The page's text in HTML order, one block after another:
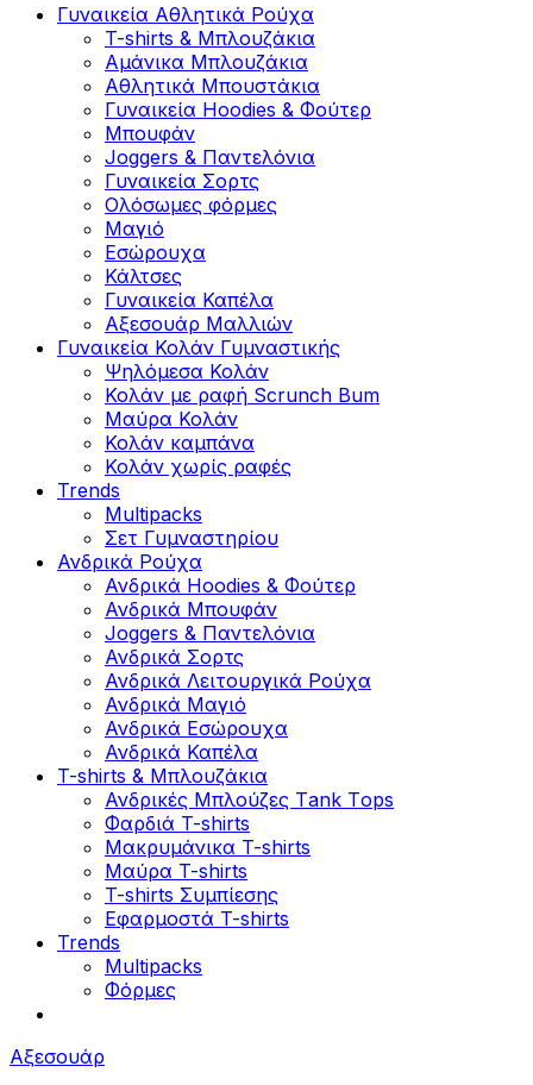
Γυναικεία Αθλητικά Ρούχα
T-shirts & Μπλουζάκια
Αμάνικα Μπλουζάκια
Aθλητικά Μπουστάκια
Γυναικεία Hoodies & Φούτερ
Μπουφάν
Joggers & Παντελόνια
Γυναικεία Σορτς
Ολόσωμες φόρμες
Μαγιό
Εσώρουχα
Κάλτσες
Γυναικεία Καπέλα
Αξεσουάρ Μαλλιών
Γυναικεία Κολάν Γυμναστικής
Ψηλόμεσα Κολάν
Κολάν με ραφή Scrunch Bum
Μαύρα Κολάν
Κολάν καμπάνα
Κολάν χωρίς ραφές
Trends
Multipacks
Σετ Γυμναστηρίου
Ανδρικά Ρούχα
Ανδρικά Hoodies & Φούτερ
Ανδρικά Μπουφάν
Joggers & Παντελόνια
Ανδρικά Σορτς
Ανδρικά Λειτουργικά Ρούχα
Ανδρικά Μαγιό
Ανδρικά Εσώρουχα
Ανδρικά Καπέλα
T-shirts & Μπλουζάκια
Ανδρικές Mπλούζες Τank Τops
Φαρδιά T-shirts
Μακρυμάνικα T-shirts
Μαύρα T-shirts
T-shirts Συμπίεσης
Εφαρμοστά T-shirts
Trends
Multipacks
Φόρμες
Αξεσουάρ